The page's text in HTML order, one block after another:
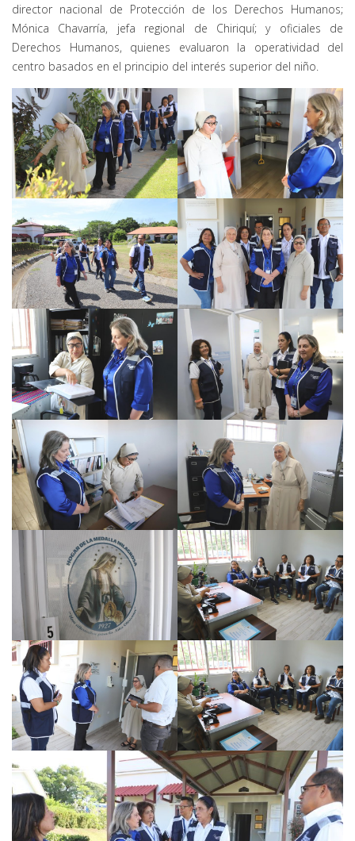
director nacional de Protección de los Derechos Humanos;
Mónica Chavarría, jefa regional de Chiriquí; y oficiales de
Derechos Humanos, quienes evaluaron la operatividad del
centro basados en el principio del interés superior del niño.